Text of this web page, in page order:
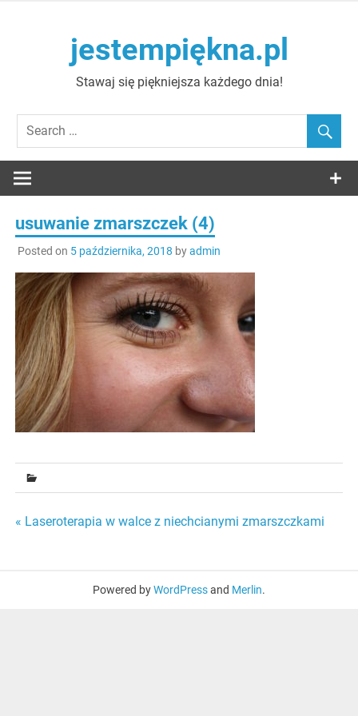
jestempiękna.pl
Stawaj się piękniejsza każdego dnia!
usuwanie zmarszczek (4)
Posted on 5 października, 2018 byadmin
Nawigacja
« Laseroterapia w walce z niechcianymi zmarszczkami
Powered byWordPressand Merlin.